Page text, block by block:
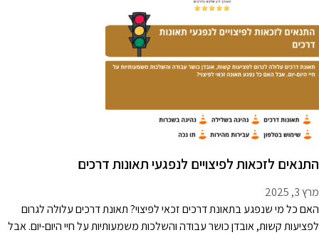
לזכאות לפיצויים לנפגעי תאונות דרכים
3, 2025
כל מי שנפגע בתאונת דרכים זכאי לפיצוי? תאונת דרכים עלולה לגרום
קשות, אובדן כושר עבודה והשלכות משמעותיות על חיי היום-יום. אבל